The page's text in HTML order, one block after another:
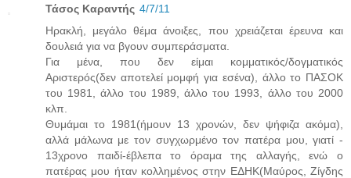
Τάσος Καραντής 4/7/11
Ηρακλή, μεγάλο θέμα άνοιξες, που χρειάζεται έρευνα και
δουλειά για να βγουν συμπεράσματα.
Για μένα, που δεν είμαι κομματικός/δογματικός
Αριστερός(δεν αποτελεί μομφή για εσένα), άλλο το ΠΑΣΟΚ
του 1981, άλλο του 1989, άλλο του 1993, άλλο του 2000
κλπ.
Θυμάμαι το 1981(ήμουν 13 χρονών, δεν ψήφιζα ακόμα),
αλλά μάλωνα με τον συγχωρμένο τον πατέρα μου, γιατί -
13χρονο παιδί-έβλεπα το όραμα της αλλαγής, ενώ ο
πατέρας μου ήταν κολλημένος στην ΕΔΗΚ(Μαύρος, Ζίγδης